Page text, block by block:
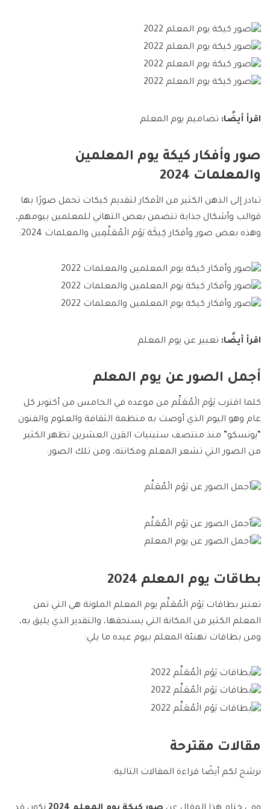
اقرأ أيضًا: تصاميم يوم المعلم
صور وأفكار كيكة يوم المعلمين
والمعلمات 2024
تبادر إلى الذهن الكثير من الأفكار لتقديم كيكات تحمل صورًا بها
قوالب وأشكال جذابة تتضمن بعض التهاني للمعلمين بيومهم،
وهذه بعض صور وأفكار كِيكَة يَوْم الْمُعَلِّمِين والمعلمات 2024:
اقرأ أيضًا: تعبير عن يوم المعلم
أجمل الصور عن يوم المعلم
كلما اقترب يَوْم الْمُعَلِّم من موعده في الخامس من أكتوبر كل
عام وهو اليوم الذي أوصت به منظمة الثقافة والعلوم والفنون
“يونسكو” منذ منتصف ستينيات القرن العشرين تظهر الكثير
من الصور التي تشعر المعلم ومكانته، ومن تلك الصور:
بطاقات يوم المعلم 2024
تعتبر بطاقات يَوْم الْمُعَلِّم يوم المعلم الملونة هي التي تمن
المعلم الكثير من المكانة التي يستحقها، والتقدير الذي يليق به،
ومن بطاقات تهنئة المعلم بيوم عيده ما يلي:
مقالات مقترحة
نرشح لكم أيضًا قراءة المقالات التالية: